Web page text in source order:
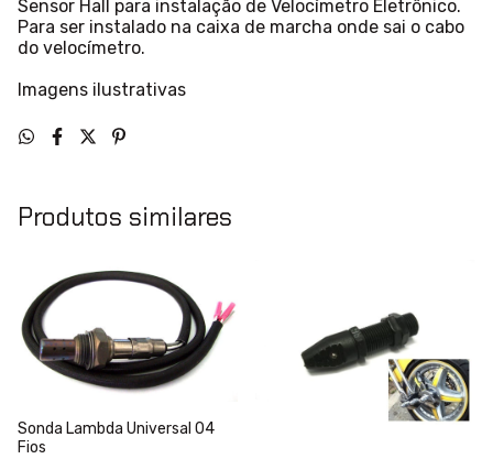
Sensor Hall para instalação de Velocímetro Eletrônico.
Para ser instalado na caixa de marcha onde sai o cabo
do velocímetro.
Imagens ilustrativas
Produtos similares
Sonda Lambda Universal 04
Fios